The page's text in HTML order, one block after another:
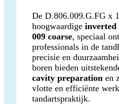
De D.806.009.G.FG x
hoogwaardige inverted
009 coarse, speciaal
professionals in de
precisie en
boren bieden
cavity preparation en
vlotte en efficiënte
tandartspraktijk.